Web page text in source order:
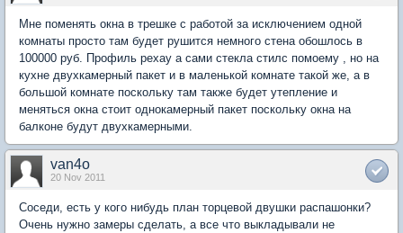
Мне поменять окна в трешке с работой за исключением одной
комнаты просто там будет рушится немного стена обошлось в
100000 руб. Профиль рехау а сами стекла стилс помоему , но на
кухне двухкамерный пакет и в маленькой комнате такой же, а в
большой комнате поскольку там также будет утепление и
меняться окна стоит однокамерный пакет поскольку окна на
балконе будут двухкамерными.
van4o
20 Nov 2011
Соседи, есть у кого нибудь план торцевой двушки распашонки?
Очень нужно замеры сделать, а все что выкладывали не